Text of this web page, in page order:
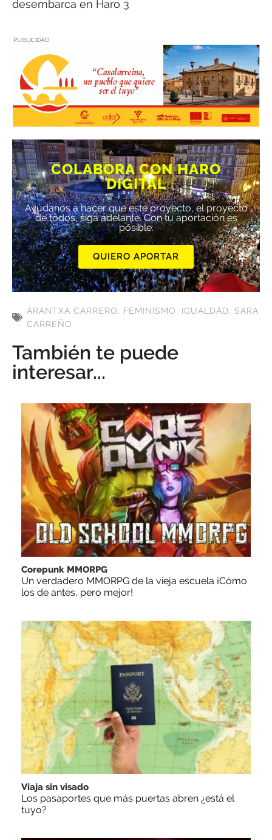
PUBLICIDAD
COLABORA CON HARO
DIGITAL
Ayúdanos a hacer que este proyecto, el proyecto
de todos, siga adelante. Con tu aportación es
posible.
QUIERO APORTAR
ARANTXA CARRERO, FEMINISMO, IGUALDAD, SARA
CARREÑO
También te puede
interesar...
Corepunk MMORPG
Un verdadero MMORPG de la vieja escuela ¡Cómo
los de antes, pero mejor!
Viaja sin visado
Los pasaportes que más puertas abren ¿está el
tuyo?